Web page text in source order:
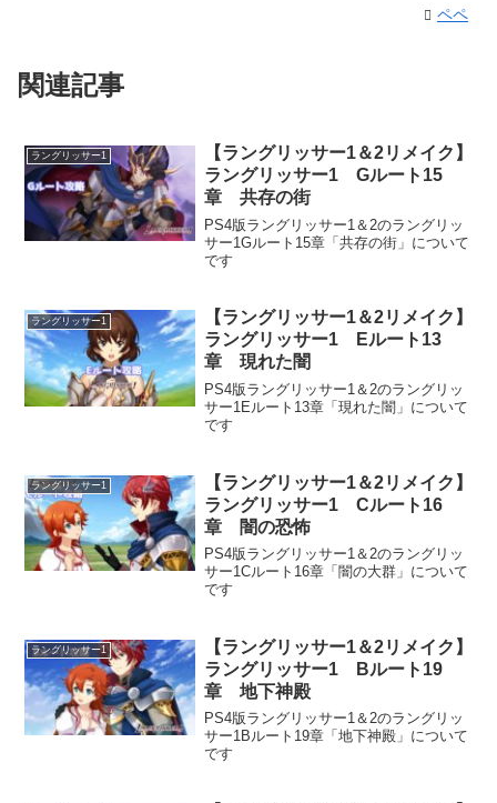
ペペ
関連記事
ラングリッサー1
【ラングリッサー1＆2リメイク】
ラングリッサー1 Gルート15
章 共存の街
PS4版ラングリッサー1＆2のラングリッ
サー1Gルート15章「共存の街」について
です
ラングリッサー1
【ラングリッサー1＆2リメイク】
ラングリッサー1 Eルート13
章 現れた闇
PS4版ラングリッサー1＆2のラングリッ
サー1Eルート13章「現れた闇」について
です
ラングリッサー1
【ラングリッサー1＆2リメイク】
ラングリッサー1 Cルート16
章 闇の恐怖
PS4版ラングリッサー1＆2のラングリッ
サー1Cルート16章「闇の大群」について
です
ラングリッサー1
【ラングリッサー1＆2リメイク】
ラングリッサー1 Bルート19
章 地下神殿
PS4版ラングリッサー1＆2のラングリッ
サー1Bルート19章「地下神殿」について
です